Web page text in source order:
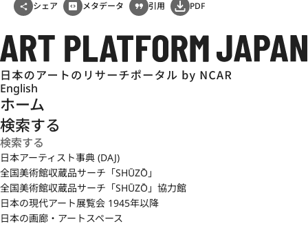
シェア メタデータ 引用 PDF
English
ホーム
検索する
日本アーティスト事典 (DAJ)
全国美術館収蔵品サーチ「SHŪZŌ」
全国美術館収蔵品サーチ「SHŪZŌ」協力館
日本の現代アート展覧会 1945年以降
日本の画廊・アートスペース